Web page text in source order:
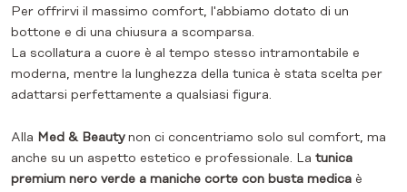
Per offrirvi il massimo comfort, l'abbiamo dotato di un
bottone e di una chiusura a scomparsa.
La scollatura a cuore è al tempo stesso intramontabile e
moderna, mentre la lunghezza della tunica è stata scelta per
adattarsi perfettamente a qualsiasi figura.
Alla Med & Beautynon ci concentriamo solo sul comfort, ma
anche su un aspetto estetico e professionale. La tunica
premium nero verde a maniche corte con busta medica è